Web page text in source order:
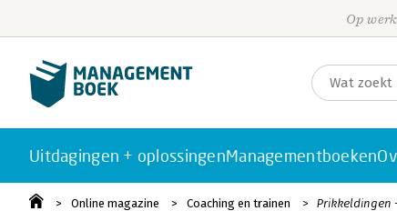
Op
Uitdagingen + oplossingenManagementboeken
Online magazine Coaching en trainen Prikkeldingen